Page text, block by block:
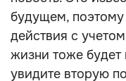
будущем, поэтому
действия с
жизни тоже
увидите вторую